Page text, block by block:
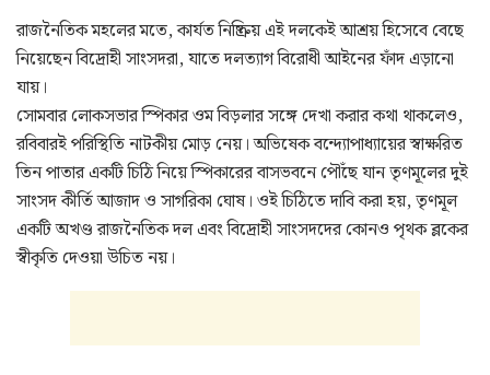
রাজনৈতিক মহলের মতে, কার্যত নিষ্ক্রিয় এই দলকেই আশ্রয় হিসেবে বেছে
নিয়েছেন বিদ্রোহী সাংসদরা, যাতে দলত্যাগ বিরোধী আইনের ফাঁদ এড়ানো
যায়।
সোমবার লোকসভার স্পিকার ওম বিড়লার সঙ্গে দেখা করার কথা থাকলেও,
রবিবারই পরিস্থিতি নাটকীয় মোড় নেয়। অভিষেক বন্দ্যোপাধ্যায়ের স্বাক্ষরিত
তিন পাতার একটি চিঠি নিয়ে স্পিকারের বাসভবনে পৌঁছে যান তৃণমূলের দুই
সাংসদ কীর্তি আজাদ ও সাগরিকা ঘোষ। ওই চিঠিতে দাবি করা হয়, তৃণমূল
একটি অখণ্ড রাজনৈতিক দল এবং বিদ্রোহী সাংসদদের কোনও পৃথক ব্লকের
স্বীকৃতি দেওয়া উচিত নয়।